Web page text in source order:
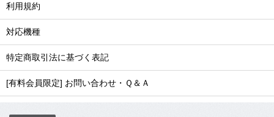
利用規約
対応機種
特定商取引法に基づく表記
[有料会員限定] お問い合わせ・Ｑ＆Ａ